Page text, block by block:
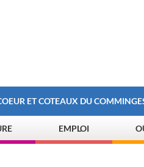
ET COTEAUX DU
EMPLOI